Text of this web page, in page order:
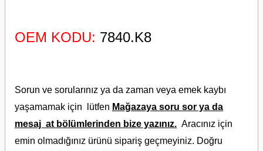
OEM KODU: 7840.K8
Sorun ve sorularınız ya da zaman veya emek kaybı
yaşamamak için lütfen Mağazaya soru sor ya da
mesaj at bölümlerinden bize yazınız. Aracınız için
emin olmadığınız ürünü sipariş geçmeyiniz. Doğru